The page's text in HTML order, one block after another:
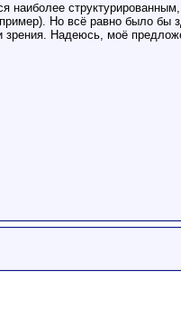
наиболее
Но всё равно было бы
зрения. Надеюсь, моё